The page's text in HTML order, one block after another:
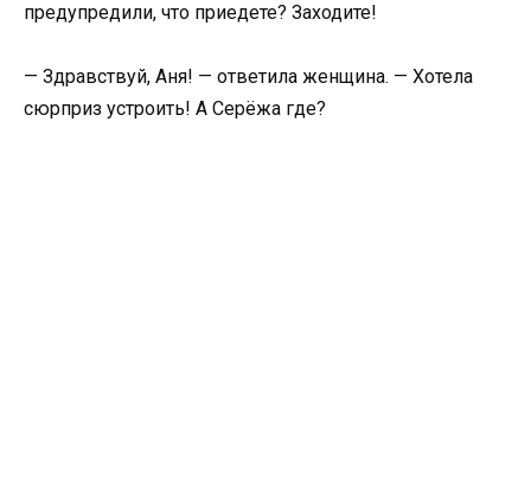
предупредили, что приедете? Заходите!
— Здравствуй, Аня! — ответила женщина. — Хотела
сюрприз устроить! А Серёжа где?